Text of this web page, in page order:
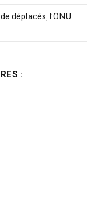
déplacés, l’ONU
: